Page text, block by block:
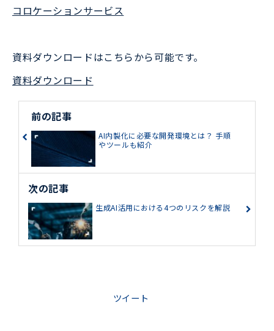
コロケーションサービス
資料ダウンロードはこちらから可能です。
資料ダウンロード
前の記事
AI内製化に必要な開発環境とは？ 手順
やツールも紹介
次の記事
生成AI活用における4つのリスクを解説
ツイート